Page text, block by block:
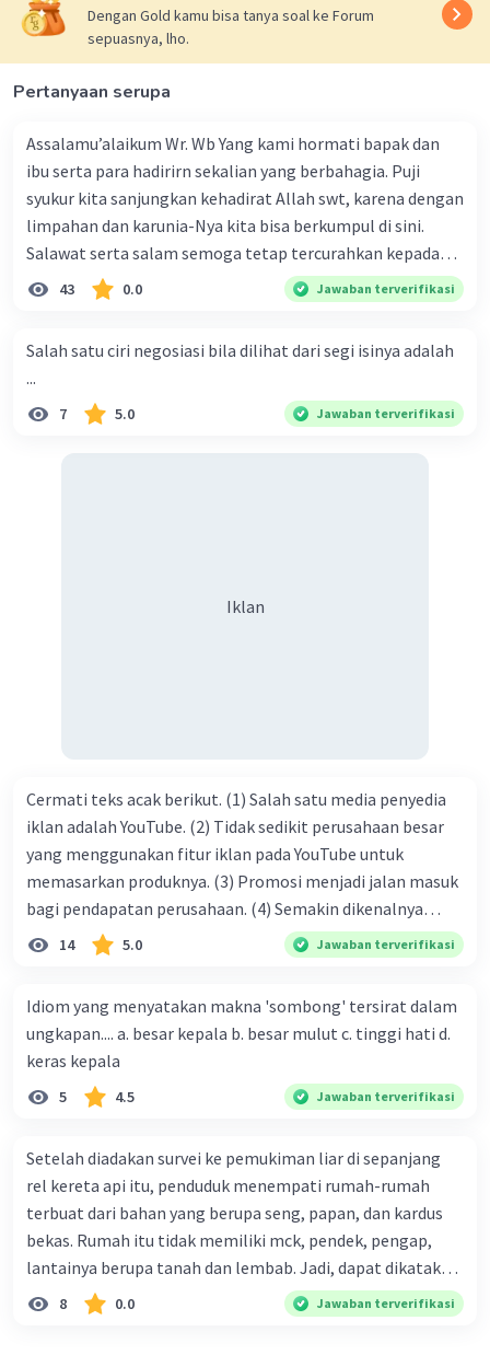
Dengan Gold kamu bisa tanya soal ke Forum
sepuasnya, lho.
Pertanyaan serupa
Assalamu’alaikum Wr. Wb Yang kami hormati bapak dan
ibu serta para hadirirn sekalian yang berbahagia. Puji
syukur kita sanjungkan kehadirat Allah swt, karena dengan
limpahan dan karunia-Nya kita bisa berkumpul di sini.
Salawat serta salam semoga tetap tercurahkan kepada
junjungan Nabi besar Muhammad saw, karena beliau
menyiarkan agama yang haq, yakni agama islam, agama
ke dalam umat-Nya yang diberkahi. Amin ya rabbal alamin.
Hadirin sekalian yang berbahagia! Dirasa amat penting
sekali jiwa sosial untuk diterapkan di lingkungan keluarga,
limpahan karuniaNya kita bisa berkumpul di sini. Kalimat
43 0.0 Jawaban terverifikasi
Salah satu ciri negosiasi bila dilihat dari segi isinya adalah
...
7 5.0 Jawaban terverifikasi
Iklan
Cermati teks acak berikut. (1) Salah satu media penyedia
iklan adalah YouTube. (2) Tidak sedikit perusahaan besar
yang menggunakan fitur iklan pada YouTube untuk
memasarkan produknya. (3) Promosi menjadi jalan masuk
bagi pendapatan perusahaan. (4) Semakin dikenalnya
suatu produk oleh konsumen, semakin besar pula peluang
perusahaan kepada konsumen. Urutan yang tepat agar
menjadi teks eksposisi yang padu adalah .... A. (1)-(2)-(3)-
(4)-(5) B. (2)-(1)-(3)-(4)-(5) C. (3)-(1)-(2)-(5)-(4) D. (3)-(5)-
(4)-(1)-(2) E. (5)-(1)-(3)-(4)-(2)
14 5.0 Jawaban terverifikasi
Idiom yang menyatakan makna 'sombong' tersirat dalam
ungkapan.... a. besar kepala b. besar mulut c. tinggi hati d.
keras kepala
5 4.5 Jawaban terverifikasi
Setelah diadakan survei ke pemukiman liar di sepanjang
rel kereta api itu, penduduk menempati rumah-rumah
terbuat dari bahan yang berupa seng, papan, dan kardus
bekas. Rumah itu tidak memiliki mck, pendek, pengap,
lantainya berupa tanah dan lembab. Jadi, dapat dikatakan
bahwa tempat tinggal mereka tidak layak huni dan tidak
8 0.0 Jawaban terverifikasi